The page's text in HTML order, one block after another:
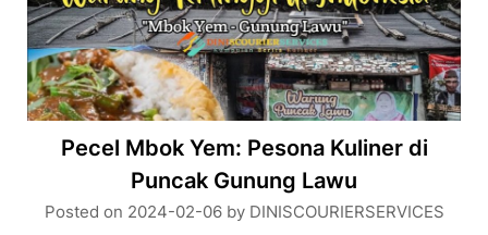
Pecel Mbok Yem: Pesona Kuliner di
Puncak Gunung Lawu
Posted on 2024-02-06by DINISCOURIERSERVICES